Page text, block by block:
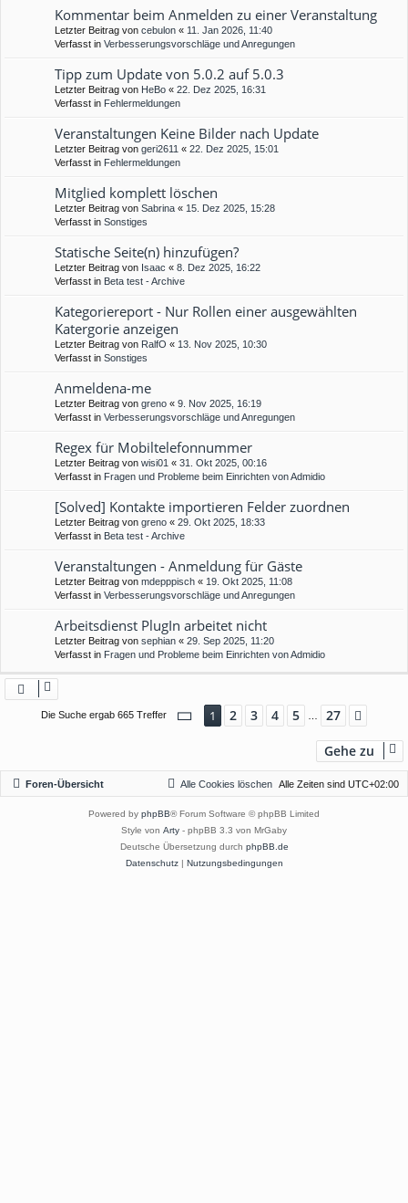
Kommentar beim Anmelden zu einer Veranstaltung
Letzter Beitrag von cebulon « 11. Jan 2026, 11:40
Verfasst in Verbesserungsvorschläge und Anregungen
Tipp zum Update von 5.0.2 auf 5.0.3
Letzter Beitrag von HeBo « 22. Dez 2025, 16:31
Verfasst in Fehlermeldungen
Veranstaltungen Keine Bilder nach Update
Letzter Beitrag von geri2611 « 22. Dez 2025, 15:01
Verfasst in Fehlermeldungen
Mitglied komplett löschen
Letzter Beitrag von Sabrina « 15. Dez 2025, 15:28
Verfasst in Sonstiges
Statische Seite(n) hinzufügen?
Letzter Beitrag von Isaac « 8. Dez 2025, 16:22
Verfasst in Beta test - Archive
Kategoriereport - Nur Rollen einer ausgewählten
Katergorie anzeigen
Letzter Beitrag von RalfO « 13. Nov 2025, 10:30
Verfasst in Sonstiges
Anmeldena-me
Letzter Beitrag von greno « 9. Nov 2025, 16:19
Verfasst in Verbesserungsvorschläge und Anregungen
Regex für Mobiltelefonnummer
Letzter Beitrag von wisi01 « 31. Okt 2025, 00:16
Verfasst in Fragen und Probleme beim Einrichten von Admidio
[Solved] Kontakte importieren Felder zuordnen
Letzter Beitrag von greno « 29. Okt 2025, 18:33
Verfasst in Beta test - Archive
Veranstaltungen - Anmeldung für Gäste
Letzter Beitrag von mdepppisch « 19. Okt 2025, 11:08
Verfasst in Verbesserungsvorschläge und Anregungen
Arbeitsdienst PlugIn arbeitet nicht
Letzter Beitrag von sephian « 29. Sep 2025, 11:20
Verfasst in Fragen und Probleme beim Einrichten von Admidio
Die Suche ergab 665 Treffer Seite 1 von 27
1 2 3 4 5 27
Gehe zu
Foren-Übersicht Alle Zeiten sind UTC+02:00
Alle Cookies löschen
Powered by phpBB® Forum Software © phpBB Limited
Style von Arty - phpBB 3.3 von MrGaby
Deutsche Übersetzung durch phpBB.de
Datenschutz| Nutzungsbedingungen